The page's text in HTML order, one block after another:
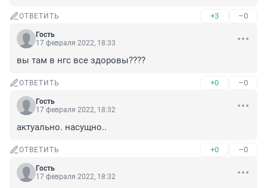
ОТВЕТИТЬ +3 –0
Гость
17 февраля 2022, 18:33
вы там в нгс все здоровы????
ОТВЕТИТЬ +0 –0
Гость
17 февраля 2022, 18:32
актуально. насущно..
ОТВЕТИТЬ +0 –0
Гость
17 февраля 2022, 18:32